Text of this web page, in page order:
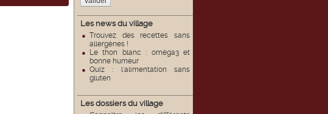
Les news du village
Trouvez des recettes sans
allergènes !
Le thon blanc : oméga3 et
bonne humeur
Quiz : l'alimentation sans
gluten
Les dossiers du village